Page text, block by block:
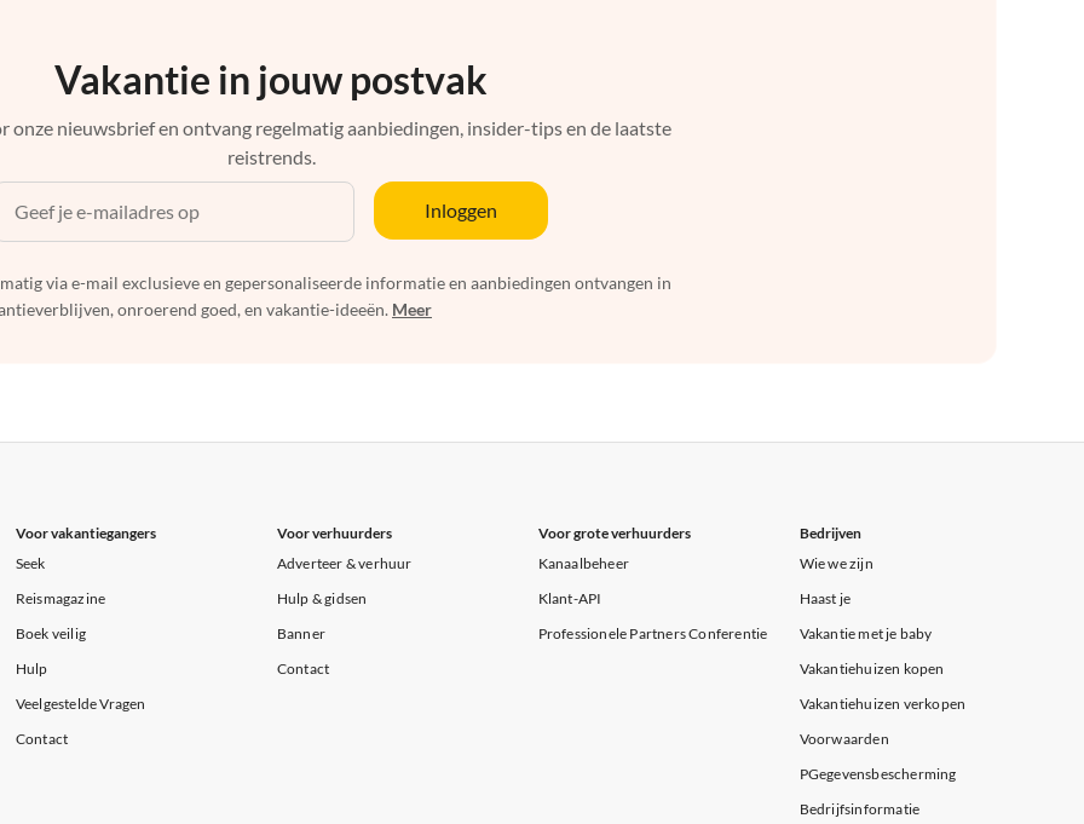
Vakantie in jouw postvak
onze nieuwsbrief en ontvang regelmatig aanbiedingen, insider-tips en de laatste
reistrends.
Inloggen
via e-mail exclusieve en gepersonaliseerde informatie en aanbiedingen ontvangen in
onroerend goed, en vakantie-ideeën. Meer
Voor vakantiegangers
Seek
Reismagazine
Boek veilig
Hulp
Veelgestelde Vragen
Contact
Voor verhuurders
Adverteer & verhuur
Hulp & gidsen
Banner
Contact
Voor grote verhuurders
Kanaalbeheer
Klant-API
Professionele Partners Conferentie
Bedrijven
Wie we zijn
Haast je
Vakantie met je baby
Vakantiehuizen kopen
Vakantiehuizen verkopen
Voorwaarden
PGegevensbescherming
Bedrijfsinformatie